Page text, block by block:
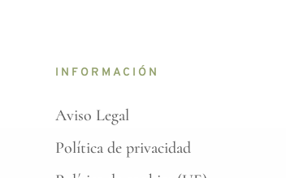
INFORMACIÓN
Aviso Legal
Política de privacidad